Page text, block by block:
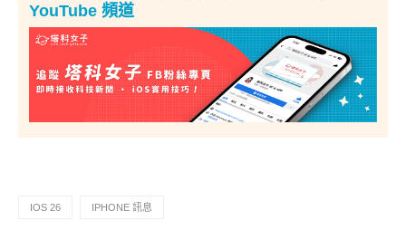
YouTube 頻道
IOS 26 IPHONE 訊息